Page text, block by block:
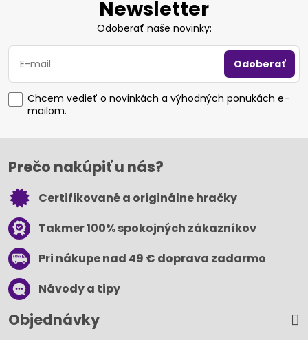
Newsletter
Odoberať naše novinky:
Odoberať
Chcem vedieť o novinkách a výhodných ponukách e-
mailom.
Prečo nakúpiť u nás?
Certifikované a originálne hračky
Takmer 100% spokojných zákazníkov
Pri nákupe nad 49 € doprava zadarmo
Návody a tipy
Objednávky